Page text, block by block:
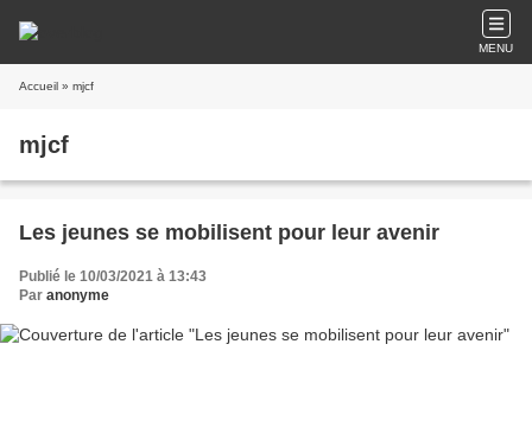
MENU
Accueil » mjcf
mjcf
Les jeunes se mobilisent pour leur avenir
Publié le 10/03/2021 à 13:43
Par anonyme